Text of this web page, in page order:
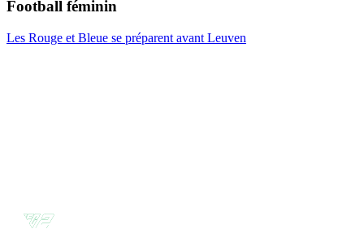
Football féminin
Les Rouge et Bleue se préparent avant Leuven